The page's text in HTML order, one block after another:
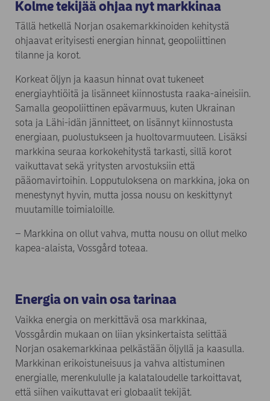
Kolme tekijää ohjaa nyt markkinaa
Tällä hetkellä Norjan osakemarkkinoiden kehitystä
ohjaavat erityisesti energian hinnat, geopoliittinen
tilanne ja korot.
Korkeat öljyn ja kaasun hinnat ovat tukeneet
energiayhtiöitä ja lisänneet kiinnostusta raaka-aineisiin.
Samalla geopoliittinen epävarmuus, kuten Ukrainan
sota ja Lähi-idän jännitteet, on lisännyt kiinnostusta
energiaan, puolustukseen ja huoltovarmuuteen. Lisäksi
markkina seuraa korkokehitystä tarkasti, sillä korot
vaikuttavat sekä yritysten arvostuksiin että
pääomavirtoihin. Lopputuloksena on markkina, joka on
menestynyt hyvin, mutta jossa nousu on keskittynyt
muutamille toimialoille.
– Markkina on ollut vahva, mutta nousu on ollut melko
kapea-alaista, Vossgård toteaa.
Energia on vain osa tarinaa
Vaikka energia on merkittävä osa markkinaa,
Vossgårdin mukaan on liian yksinkertaista selittää
Norjan osakemarkkinaa pelkästään öljyllä ja kaasulla.
Markkinan erikoistuneisuus ja vahva altistuminen
energialle, merenkululle ja kalataloudelle tarkoittavat,
että siihen vaikuttavat eri globaalit tekijät.